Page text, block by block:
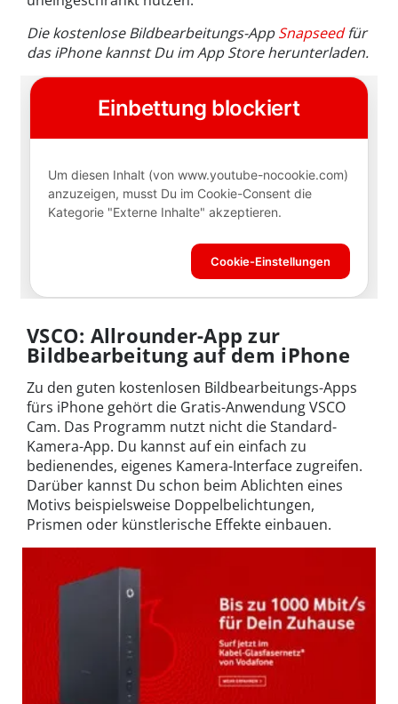
Die kostenlose Bildbearbeitungs-AppSnapseedfür
das iPhone kannst Du im App Store herunterladen.
VSCO: Allrounder-App zur
Bildbearbeitung auf dem iPhone
Zu den guten kostenlosen Bildbearbeitungs-Apps
fürs iPhone gehört die Gratis-Anwendung VSCO
Cam. Das Programm nutzt nicht die Standard-
Kamera-App. Du kannst auf ein einfach zu
bedienendes, eigenes Kamera-Interface zugreifen.
Darüber kannst Du schon beim Ablichten eines
Motivs beispielsweise Doppelbelichtungen,
Prismen oder künstlerische Effekte einbauen.